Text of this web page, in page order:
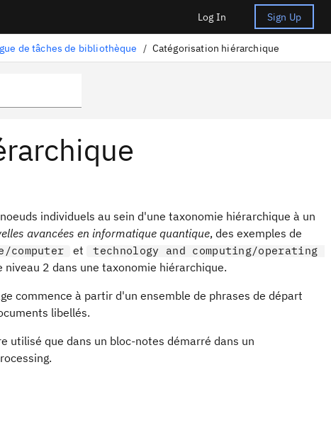
Log In Sign Up
de tâches de bibliothèque / Catégorisation hiérarchique
individuels au sein d'une taxonomie hiérarchique à un
avancées en informatique quantique, des exemples de
computer et
technology and computing/operating
2 dans une taxonomie hiérarchique.
commence à partir d'un ensemble de phrases de départ
libellés.
utilisé que dans un bloc-notes démarré dans un